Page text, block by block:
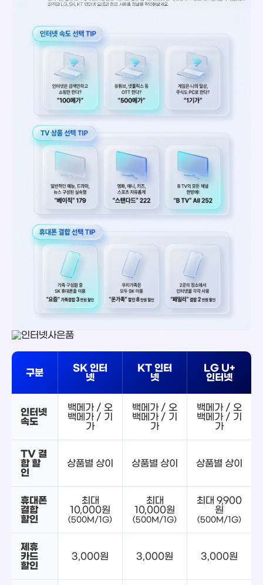
구분
SK 인터
넷
KT 인터
넷
LG U+
인터넷
인터넷
속도
백메가 / 오
백메가 / 기
가
백메가 / 오
백메가 / 기
가
백메가 / 오
백메가 / 기
가
TV 결
합 할
인
상품별 상이 상품별 상이 상품별 상이
휴대폰
결합
할인
최대
10,000원
(500M/1G)
최대
10,000원
(500M/1G)
최대 9,900
원
(500M/1G)
제휴
카드
할인
3,000원 3,000원 3,000원